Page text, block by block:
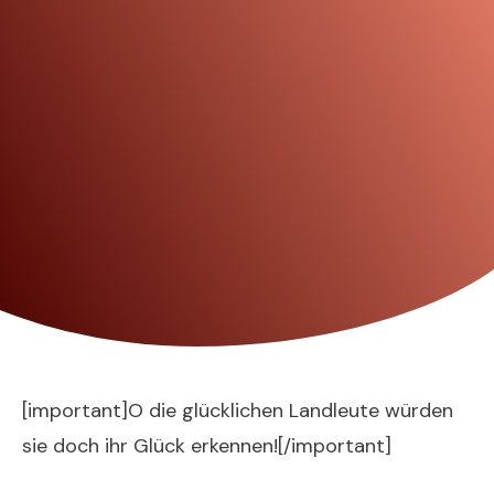
[important]O die glücklichen Landleute würden
sie doch ihr Glück erkennen![/important]